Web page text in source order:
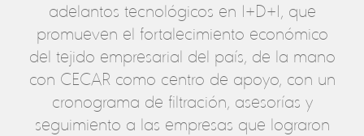
adelantos tecnológicos en I+D+I, que
promueven el fortalecimiento económico
del tejido empresarial del país, de la mano
con CECAR como centro de apoyo, con un
cronograma de filtración, asesorías y
seguimiento a las empresas que lograron